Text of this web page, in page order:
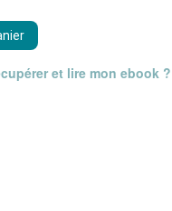
et lire mon ebook ?